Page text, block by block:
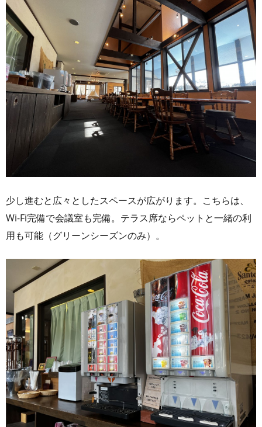
少し進むと広々としたスペースが広がります。こちらは、
Wi-Fi完備で会議室も完備。テラス席ならペットと一緒の利
用も可能（グリーンシーズンのみ）。